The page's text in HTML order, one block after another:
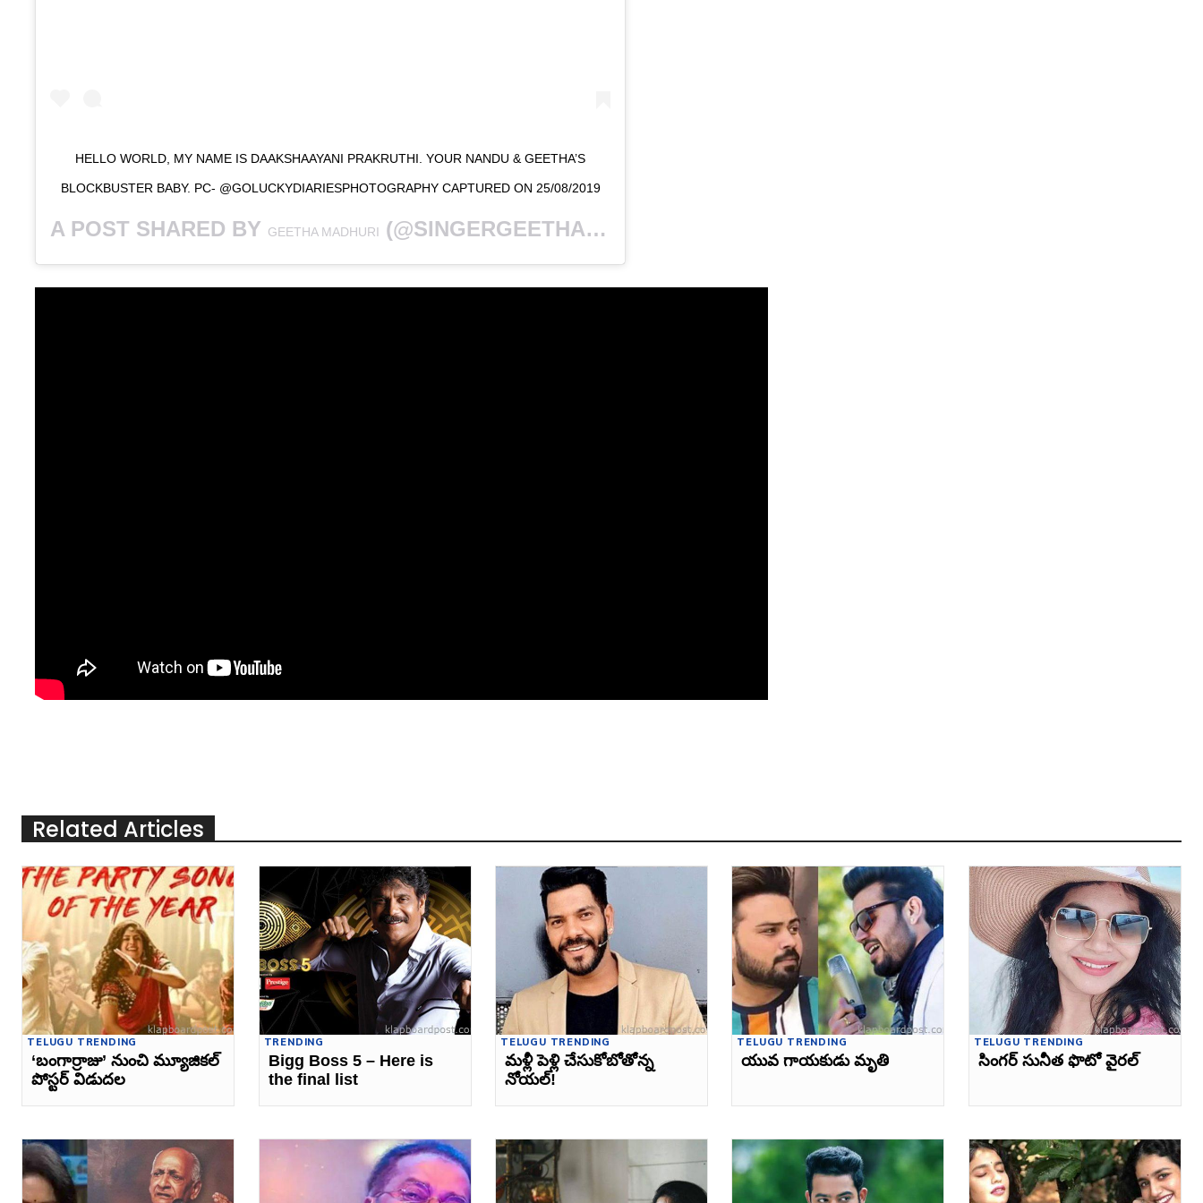
HELLO WORLD, MY NAME IS DAAKSHAAYANI PRAKRUTHI. YOUR NANDU & GEETHA’S
BLOCKBUSTER BABY. PC- @GOLUCKYDIARIESPHOTOGRAPHY CAPTURED ON 25/08/2019
A POST SHARED BY GEETHA MADHURI (@SINGERGEETHAMADHURI) ON
Related Articles
TELUGU TRENDING
‘బంగార్రాజు’ నుంచి మ్యూజికల్
పోస్టర్ విడుదల
TRENDING
Bigg Boss 5 – Here is
the final list
TELUGU TRENDING
మళ్లీ పెళ్లి చేసుకోబోతోన్న
నోయల్‌!
TELUGU TRENDING
యువ గాయకుడు మృతి
TELUGU TRENDING
సింగర్‌ సునీత ఫొటో వైరల్‌